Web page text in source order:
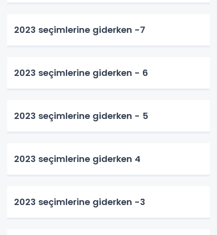
2023 seçimlerine giderken -7
2023 seçimlerine giderken - 6
2023 seçimlerine giderken - 5
2023 seçimlerine giderken 4
2023 seçimlerine giderken -3